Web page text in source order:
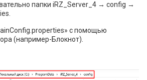
папки iRZ_Server_4 → config →
с помощью
(например-Блокнот).